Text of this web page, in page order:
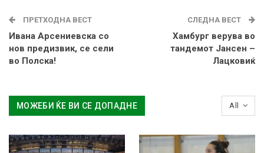
ПРЕТХОДНА ВЕСТ
Ивана Арсениевска со
нов предизвик, се сели
во Полска!
СЛЕДНА ВЕСТ
Хамбург верува во
тандемот Јансен –
Лацковиќ
All
МОЖЕБИ ЌЕ ВИ СЕ ДОПАДНЕ